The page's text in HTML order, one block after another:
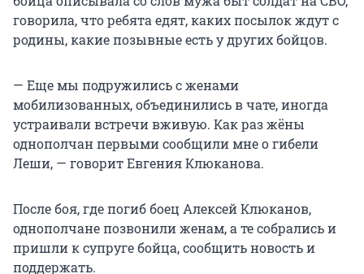
говорила, что ребята едят, каких посылок ждут с
родины, какие позывные есть у других бойцов.
— Еще мы подружились с женами
мобилизованных, объединились в чате, иногда
устраивали встречи вживую. Как раз жёны
однополчан первыми сообщили мне о гибели
Леши, — говорит Евгения Клюканова.
После боя, где погиб боец Алексей Клюканов,
однополчане позвонили женам, а те собрались и
пришли к супруге бойца, сообщить новость и
поддержать.